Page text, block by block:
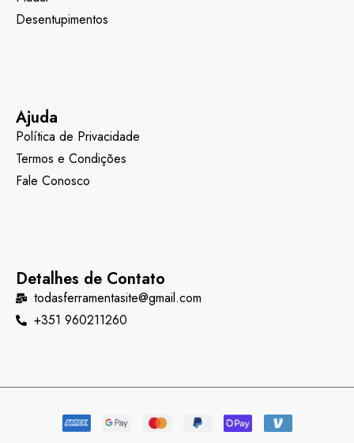
Desentupimentos
Ajuda
Política de Privacidade
Termos e Condições
Fale Conosco
Detalhes de Contato
todasferramentasite@gmail.com
+351 960211260